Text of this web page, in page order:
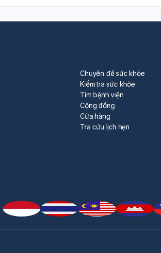
Chuyên đề sức khỏe
Kiểm tra sức khỏe
Tìm bệnh viện
Cộng đồng
Cửa hàng
Tra cứu lịch hẹn